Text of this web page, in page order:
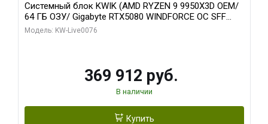
Системный блок KWIK (AMD RYZEN 9 9950X3D OEM/
64 ГБ ОЗУ/ Gigabyte RTX5080 WINDFORCE OC SFF
16GB GDDR7 256bit / 960 ГБ SSD)
Модель: KW-Live0076
369 912 руб.
В наличии
Купить